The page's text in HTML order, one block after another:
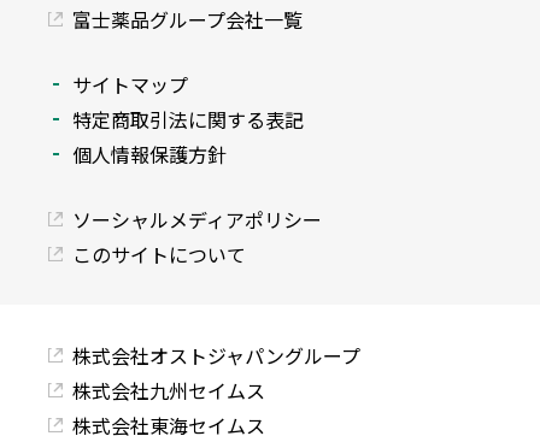
富士薬品グループ会社一覧
サイトマップ
特定商取引法に関する表記
個人情報保護方針
ソーシャルメディアポリシー
このサイトについて
株式会社オストジャパングループ
株式会社九州セイムス
株式会社東海セイムス